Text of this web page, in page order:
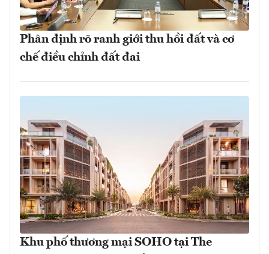
Phân định rõ ranh giới thu hồi đất và cơ
chế điều chỉnh đất đai
Khu phố thương mại SOHO tại The